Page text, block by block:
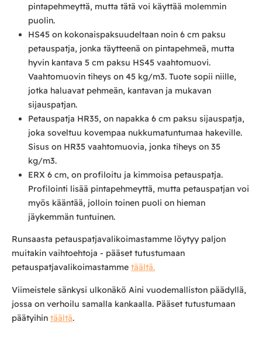
pintapehmeyttä, mutta tätä voi käyttää molemmin
puolin.
HS45 on kokonaispaksuudeltaan noin 6 cm paksu
petauspatja, jonka täytteenä on pintapehmeä, mutta
hyvin kantava 5 cm paksu HS45 vaahtomuovi.
Vaahtomuovin tiheys on 45 kg/m3. Tuote sopii niille,
jotka haluavat pehmeän, kantavan ja mukavan
sijauspatjan.
Petauspatja HR35, on napakka 6 cm paksu sijauspatja,
joka soveltuu kovempaa nukkumatuntumaa hakeville.
Sisus on HR35 vaahtomuovia, jonka tiheys on 35
kg/m3.
ERX 6 cm, on profiloitu ja kimmoisa petauspatja.
Profilointi lisää pintapehmeyttä, mutta petauspatjan voi
myös kääntää, jolloin toinen puoli on hieman
jäykemmän tuntuinen.
Runsaasta petauspatjavalikoimastamme löytyy paljon
muitakin vaihtoehtoja - pääset tutustumaan
petauspatjavalikoimastamme täältä.
Viimeistele sänkysi ulkonäkö Aini vuodemalliston päädyllä,
jossa on verhoilu samalla kankaalla. Pääset tutustumaan
päätyihin täältä.